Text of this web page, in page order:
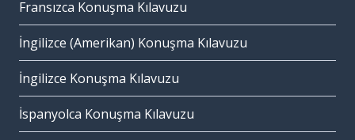
Fransızca Konuşma Kılavuzu
İngilizce (Amerikan) Konuşma Kılavuzu
İngilizce Konuşma Kılavuzu
İspanyolca Konuşma Kılavuzu